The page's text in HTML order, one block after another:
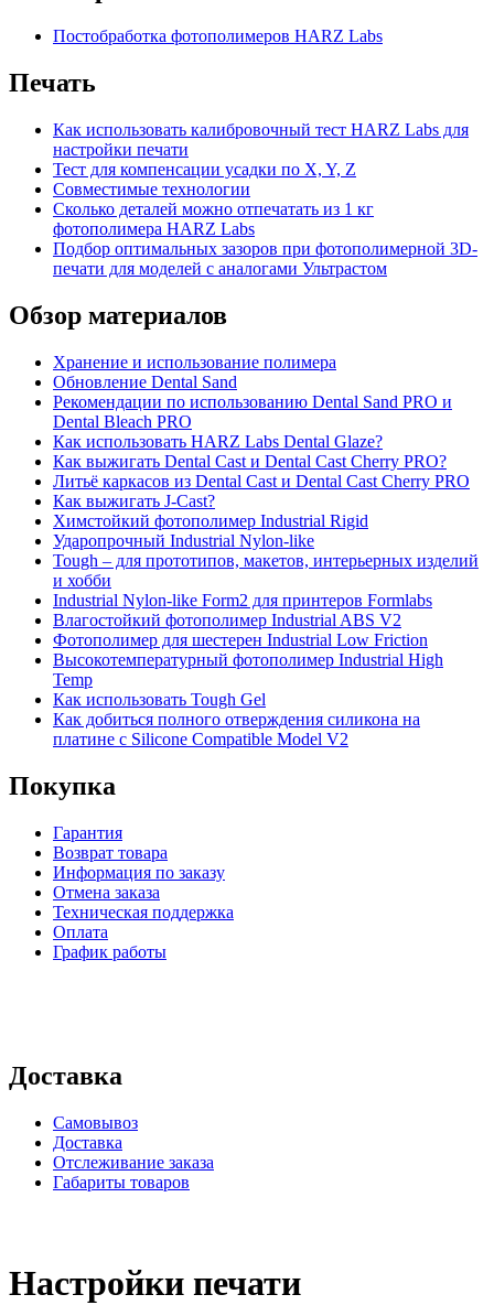
Постобработка фотополимеров HARZ Labs
Печать
Как использовать калибровочный тест HARZ Labs для
настройки печати
Тест для компенсации усадки по X, Y, Z
Совместимые технологии
Сколько деталей можно отпечатать из 1 кг
фотополимера HARZ Labs
Подбор оптимальных зазоров при фотополимерной 3D-
печати для моделей с аналогами Ультрастом
Обзор материалов
Хранение и использование полимера
Обновление Dental Sand
Рекомендации по использованию Dental Sand PRO и
Dental Bleach PRO
Как использовать HARZ Labs Dental Glaze?
Как выжигать Dental Cast и Dental Cast Cherry PRO?
Литьё каркасов из Dental Cast и Dental Cast Cherry PRO
Как выжигать J-Cast?
Химстойкий фотополимер Industrial Rigid
Ударопрочный Industrial Nylon-like
Tough – для прототипов, макетов, интерьерных изделий
и хобби
Industrial Nylon-like Form2 для принтеров Formlabs
Влагостойкий фотополимер Industrial ABS V2
Фотополимер для шестерен Industrial Low Friction
Высокотемпературный фотополимер Industrial High
Temp
Как использовать Tough Gel
Как добиться полного отверждения силикона на
платине с Silicone Compatible Model V2
Покупка
Гарантия
Возврат товара
Информация по заказу
Отмена заказа
Техническая поддержка
Оплата
График работы
Доставка
Самовывоз
Доставка
Отслеживание заказа
Габариты товаров
Настройки печати